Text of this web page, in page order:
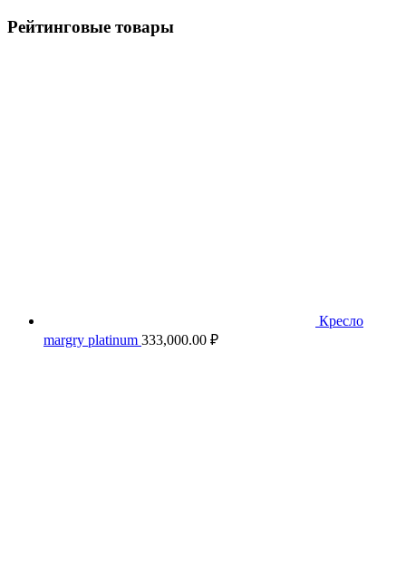
Рейтинговые товары
Кресло
margry platinum 333,000.00 ₽